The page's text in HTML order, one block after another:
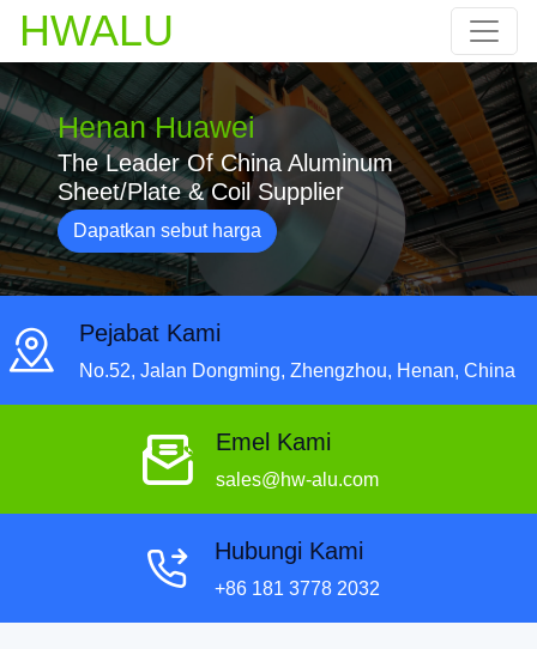
HWALU
Henan Huawei
The Leader Of China Aluminum
Sheet/Plate & Coil Supplier
Dapatkan sebut harga
Pejabat Kami
No.52, Jalan Dongming, Zhengzhou, Henan, China
Emel Kami
sales@hw-alu.com
Hubungi Kami
+86 181 3778 2032